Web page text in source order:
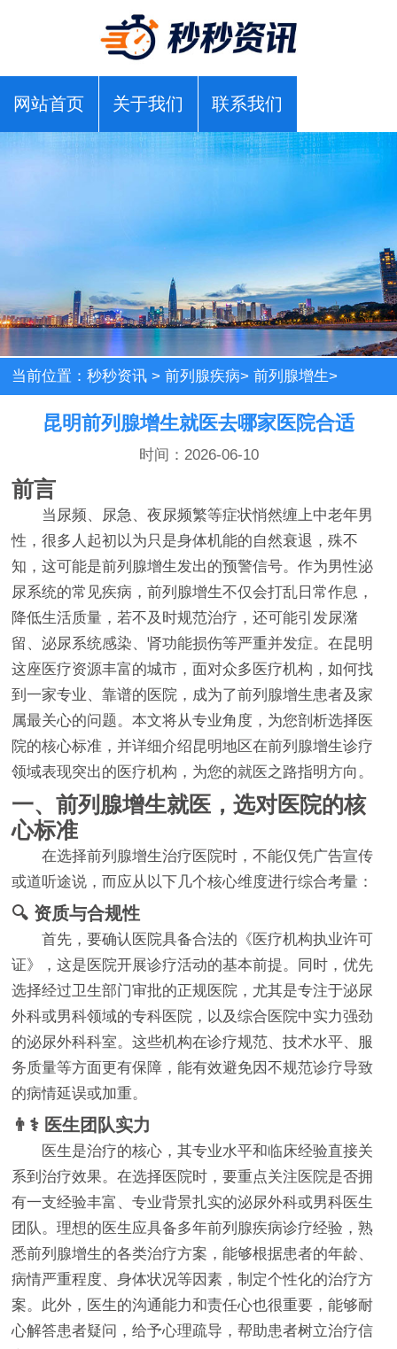
网站首页 关于我们 联系我们
当前位置：秒秒资讯 >前列腺疾病>前列腺增生>
昆明前列腺增生就医去哪家医院合适
时间：2026-06-10
前言
当尿频、尿急、夜尿频繁等症状悄然缠上中老年男
性，很多人起初以为只是身体机能的自然衰退，殊不
知，这可能是前列腺增生发出的预警信号。作为男性泌
尿系统的常见疾病，前列腺增生不仅会打乱日常作息，
降低生活质量，若不及时规范治疗，还可能引发尿潴
留、泌尿系统感染、肾功能损伤等严重并发症。在昆明
这座医疗资源丰富的城市，面对众多医疗机构，如何找
到一家专业、靠谱的医院，成为了前列腺增生患者及家
属最关心的问题。本文将从专业角度，为您剖析选择医
院的核心标准，并详细介绍昆明地区在前列腺增生诊疗
领域表现突出的医疗机构，为您的就医之路指明方向。
一、前列腺增生就医，选对医院的核
心标准
在选择前列腺增生治疗医院时，不能仅凭广告宣传
或道听途说，而应从以下几个核心维度进行综合考量：
🔍 资质与合规性
首先，要确认医院具备合法的《医疗机构执业许可
证》，这是医院开展诊疗活动的基本前提。同时，优先
选择经过卫生部门审批的正规医院，尤其是专注于泌尿
外科或男科领域的专科医院，以及综合医院中实力强劲
的泌尿外科科室。这些机构在诊疗规范、技术水平、服
务质量等方面更有保障，能有效避免因不规范诊疗导致
的病情延误或加重。
👨⚕️ 医生团队实力
医生是治疗的核心，其专业水平和临床经验直接关
系到治疗效果。在选择医院时，要重点关注医院是否拥
有一支经验丰富、专业背景扎实的泌尿外科或男科医生
团队。理想的医生应具备多年前列腺疾病诊疗经验，熟
悉前列腺增生的各类治疗方案，能够根据患者的年龄、
病情严重程度、身体状况等因素，制定个性化的治疗方
案。此外，医生的沟通能力和责任心也很重要，能够耐
心解答患者疑问，给予心理疏导，帮助患者树立治疗信